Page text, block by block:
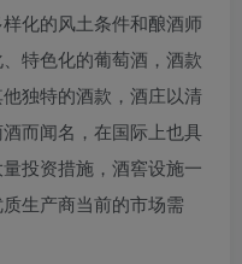
化的风土条件和酿酒师
特色化的葡萄酒，酒款
独特的酒款，酒庄以清
而闻名，在国际上也具
投资措施，酒窖设施一
生产商当前的市场需